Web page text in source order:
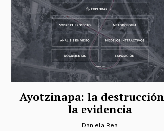
Ayotzinapa: la
la evidencia
Daniela Rea